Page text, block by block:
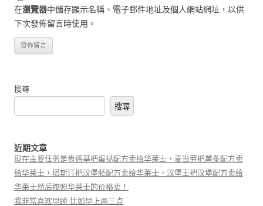
在瀏覽器中儲存顯示名稱、電子郵件地址及個人網站網址，以供
下次發佈留言時使用。
搜尋
搜尋
近期文章
现在主要任务是肯德基把蛋挞配方卖给华莱士，麦当劳把薯条配方卖
给华莱士，塔斯汀把汉堡胚配方卖给华莱士，汉堡王把汉堡配方卖给
华莱士然后按照华莱士的价格卖！
我非常喜欢早睡 比如早上两三点